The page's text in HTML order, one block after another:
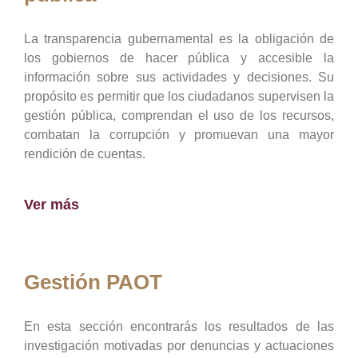
La transparencia gubernamental es la obligación de
los gobiernos de hacer pública y accesible la
información sobre sus actividades y decisiones. Su
propósito es permitir que los ciudadanos supervisen la
gestión pública, comprendan el uso de los recursos,
combatan la corrupción y promuevan una mayor
rendición de cuentas.
Ver más
Gestión PAOT
En esta sección encontrarás los resultados de las
investigación motivadas por denuncias y actuaciones